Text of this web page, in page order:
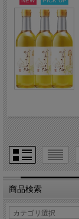
商品検索